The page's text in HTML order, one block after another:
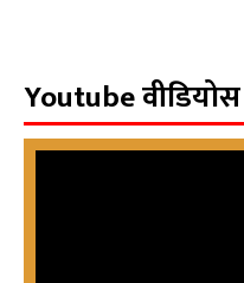
Youtube वीडियोस